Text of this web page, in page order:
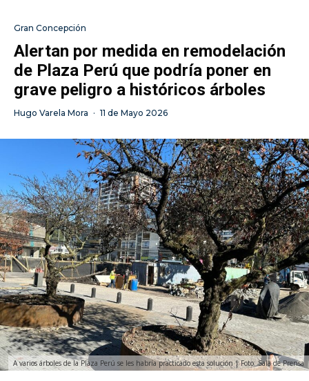
Gran Concepción
Alertan por medida en remodelación
de Plaza Perú que podría poner en
grave peligro a históricos árboles
Hugo Varela Mora · 11 de Mayo 2026
A varios árboles de la Plaza Perú se les habría practicado esta solución | Foto: Sala de Prensa